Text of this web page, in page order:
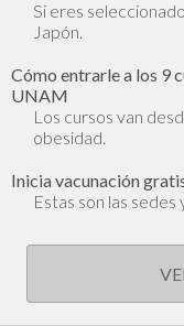
Si eres
Japón.
Cómo entrarle a los 9
UNAM
Los cursos van
obesidad.
Inicia vacunación
Estas son las